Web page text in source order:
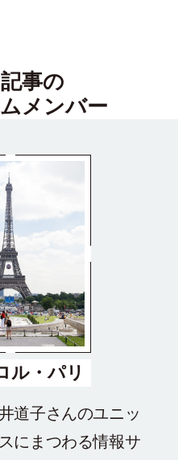
事の
メンバー
ル・パリ
道子さんのユニッ
にまつわる情報サ